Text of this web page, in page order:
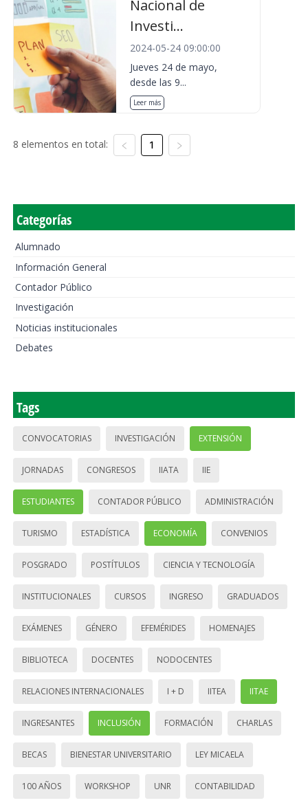
Nacional de
Investi...
2024-05-24 09:00:00
Jueves 24 de mayo,
desde las 9...
Leer más
8 elementos en total: 1
Categorías
Alumnado
Información General
Contador Público
Investigación
Noticias institucionales
Debates
Tags
CONVOCATORIAS INVESTIGACIÓN EXTENSIÓN
JORNADAS CONGRESOS IIATA IIE
ESTUDIANTES CONTADOR PÚBLICO ADMINISTRACIÓN
TURISMO ESTADÍSTICA ECONOMÍA CONVENIOS
POSGRADO POSTÍTULOS CIENCIA Y TECNOLOGÍA
INSTITUCIONALES CURSOS INGRESO GRADUADOS
EXÁMENES GÉNERO EFEMÉRIDES HOMENAJES
BIBLIOTECA DOCENTES NODOCENTES
RELACIONES INTERNACIONALES I + D IITEA IITAE
INGRESANTES INCLUSIÓN FORMACIÓN CHARLAS
BECAS BIENESTAR UNIVERSITARIO LEY MICAELA
100 AÑOS WORKSHOP UNR CONTABILIDAD